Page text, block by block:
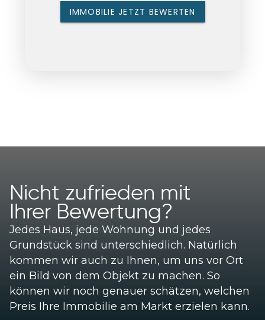
Nicht zufrieden mit
Ihrer Bewertung?
Jedes Haus, jede Wohnung und jedes
Grundstück sind unterschiedlich. Natürlich
kommen wir auch zu Ihnen, um uns vor Ort
ein Bild von dem Objekt zu machen. So
können wir noch genauer schätzen, welchen
Preis Ihre Immobilie am Markt erzielen kann.